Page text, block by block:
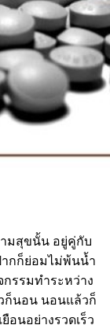
ามสุขนั้น อยู่คู่กับ
กก็ย่อมไม่พ้นน้ำ
กรรมทำระหว่าง
ก็นอน นอนแล้วก็
อนอย่างรวดเร็ว